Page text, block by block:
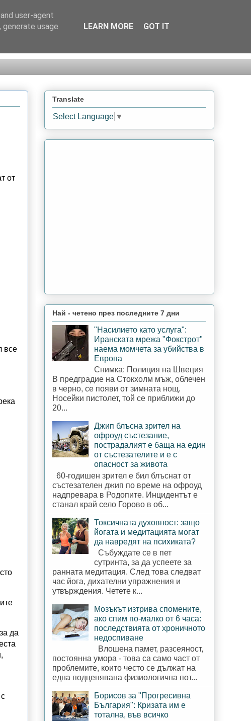
от
все
да
Translate
Select Language ▼
Най - четено през последните 7 дни
"Насилието като услуга":
Иранската мрежа "Фокстрот"
наема момчета за убийства в
Европа
Снимка: Полиция на Швеция
В предградие на Стокхолм мъж, облечен
в черно, се появи от зимната нощ.
Носейки пистолет, той се приближи до
20...
Джип блъсна зрител на
офроуд състезание,
пострадалият е баща на един
от състезателите и е с
опасност за живота
60-годишен зрител е бил блъснат от
състезателен джип по време на офроуд
надпревара в Родопите. Инцидентът е
станал край село Горово в об...
Токсичната духовност: защо
йогата и медитацията могат
да навредят на психиката?
Събуждате се в пет
сутринта, за да успеете за
ранната медитация. След това следват
час йога, дихателни упражнения и
утвърждения. Четете к...
Мозъкът изтрива спомените,
ако спим по-малко от 6 часа:
последствията от хроничното
недоспиване
Влошена памет, разсеяност,
постоянна умора - това са само част от
проблемите, които често се дължат на
една подценявана физиологична пот...
Борисов за "Прогресивна
България": Кризата им е
тотална, във всичко
user-agent
usage
LEARN MORE GOT IT